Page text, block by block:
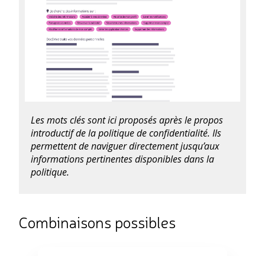
Les mots clés sont ici proposés après le propos
introductif de la politique de confidentialité. Ils
permettent de naviguer directement jusqu’aux
informations pertinentes disponibles dans la
politique.
Combinaisons possibles